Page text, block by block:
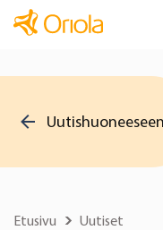
Uutishuoneeseen
Etusivu Uutiset